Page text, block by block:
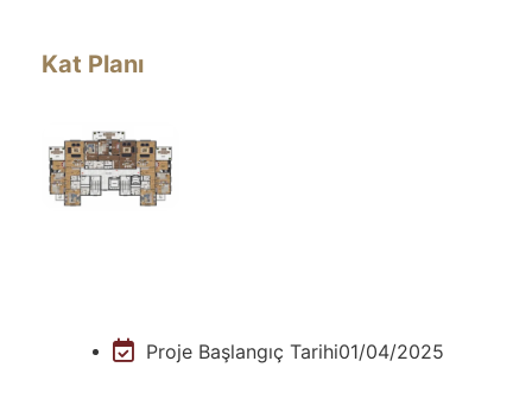
Kat Planı
Proje Başlangıç Tarihi01/04/2025